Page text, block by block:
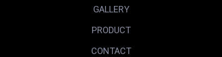
GALLERY
PRODUCT
CONTACT